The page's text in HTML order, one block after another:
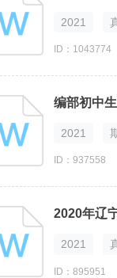
2021
ID：1043774
编部初中
2021
ID：937558
2020年辽
2021
ID：895951